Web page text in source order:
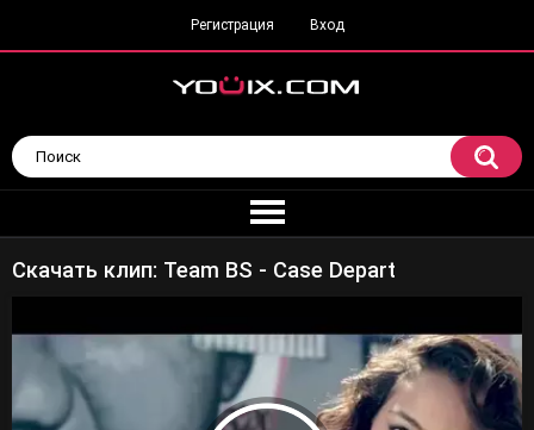
Регистрация Вход
Скачать клип: Team BS - Case Depart